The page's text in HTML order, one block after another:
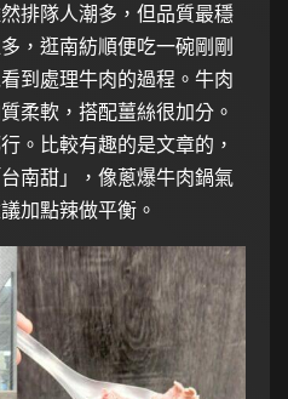
排隊人潮多，但品質最穩
，逛南紡順便吃一碗剛剛
到處理牛肉的過程。牛肉
柔軟，搭配薑絲很加分。
。比較有趣的是文章的，
南甜」，像蔥爆牛肉鍋氣
加點辣做平衡。